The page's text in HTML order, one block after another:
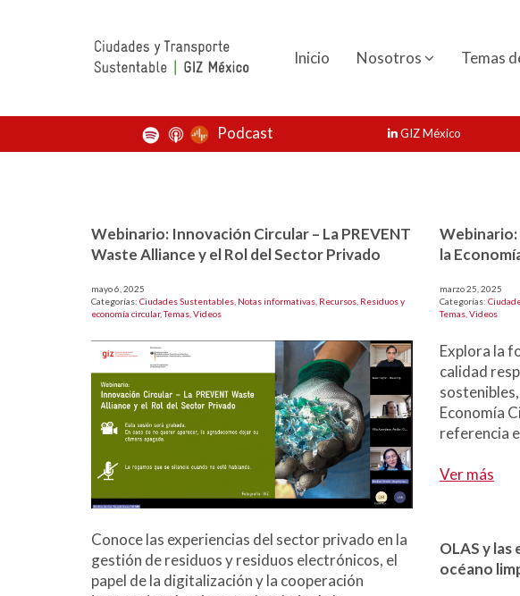
Inicio Nosotros Temas
Podcast GIZ México
Webinario: Innovación Circular – La PREVENT
Waste Alliance y el Rol del Sector Privado
mayo 6, 2025
Categorías: Ciudades Sustentables, Notas informativas, Recursos, Residuos y
economía circular,Temas, Videos
Conoce las experiencias del sector privado en la
gestión de residuos y residuos electrónicos, el
papel de la digitalización y la cooperación
la
marzo 25, 2025
Categorías:
Temas, Videos
Explora la
calidad
Economía
referencia
Ver más
OLAS y
océano